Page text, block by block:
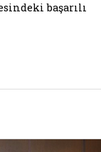
başarılı